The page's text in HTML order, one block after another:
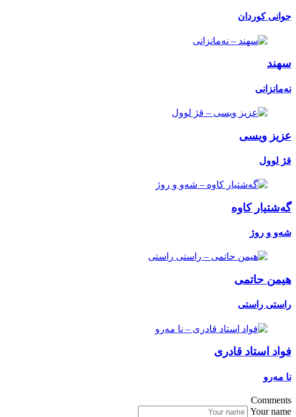
جوانی کوردان
سهند
نەمانزانی
عزیز ویسی
قژ لوول
گەشتیار کاوە
شەو و روژ
هیمن حاتمی
راستی راستی
فواد استاد قادری
نا مەرو
Comments
Your name